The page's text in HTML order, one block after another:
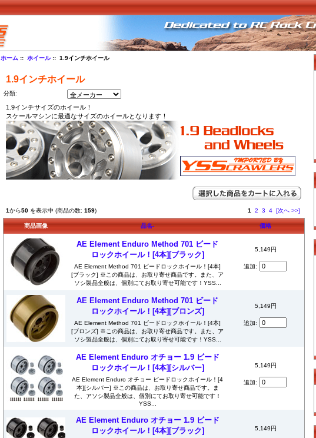
ホーム ::ホイール:: 1.9インチホイール
1.9インチホイール
分類:
1.9インチサイズのホイール！
スケールマシンに最適なサイズのホイールとなります！
1から50を表示中 (商品の数: 159) 1 2 3 4 [次へ >>]
商品画像 品名- 価格
AE Element Enduro Method 701 ビード
ロックホイール！[4本][ブラック]
AE Element Method 701 ビードロックホイール！[4本]
[ブラック] ※この商品は、お取り寄せ商品です。また、ア
ソシ製品全般は、個別にてお取り寄せ可能です！YSS...
5,149円
追加:
AE Element Enduro Method 701 ビード
ロックホイール！[4本][ブロンズ]
AE Element Method 701 ビードロックホイール！[4本]
[ブロンズ] ※この商品は、お取り寄せ商品です。また、ア
ソシ製品全般は、個別にてお取り寄せ可能です！YSS...
5,149円
追加:
AE Element Enduro オチョー 1.9 ビード
ロックホイール！[4本][シルバー]
AE Element Enduro オチョー ビードロックホイール！[4
本][シルバー] ※この商品は、お取り寄せ商品です。ま
た、アソシ製品全般は、個別にてお取り寄せ可能です！
YSS...
5,149円
追加:
AE Element Enduro オチョー 1.9 ビード
ロックホイール！[4本][ブラック]
5,149円